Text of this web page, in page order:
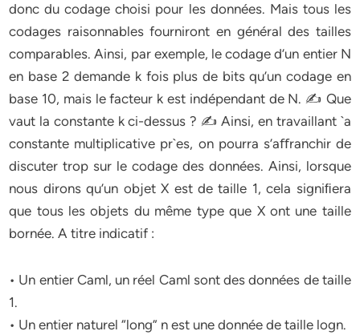
donc du codage choisi pour les données. Mais tous les
codages raisonnables fourniront en général des tailles
comparables. Ainsi, par exemple, le codage d’un entier N
en base 2 demande k fois plus de bits qu’un codage en
base 10, mais le facteur k est indépendant de N. ✍ Que
vaut la constante k ci-dessus ? ✍ Ainsi, en travaillant `a
constante multiplicative pr`es, on pourra s’aﬀranchir de
discuter trop sur le codage des données. Ainsi, lorsque
nous dirons qu’un objet X est de taille 1, cela signiﬁera
que tous les objets du même type que X ont une taille
bornée. A titre indicatif :
• Un entier Caml, un réel Caml sont des données de taille
1.
• Un entier naturel “long” n est une donnée de taille logn.